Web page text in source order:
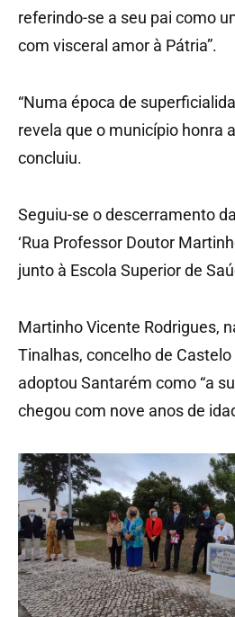
referindo-se a seu pai como
com visceral amor à Pátria”.
“Numa época de
revela que o município honra
concluiu.
Seguiu-se o descerramento
‘Rua Professor Doutor
junto à Escola Superior de
Martinho Vicente Rodrigues,
Tinalhas, concelho de
adoptou Santarém como “a
chegou com nove anos de